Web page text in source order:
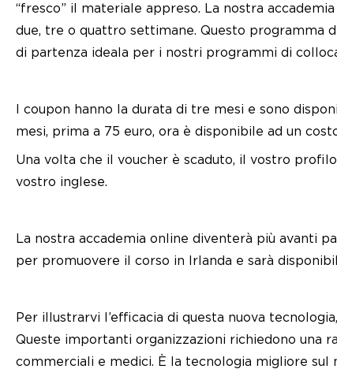
“fresco” il materiale appreso. La nostra
due, tre o quattro settimane. Questo programma
di partenza ideala per i nostri programmi di
I coupon hanno la durata di tre mesi e sono
mesi, prima a 75 euro, ora è disponibile ad un
Una volta che il voucher è scaduto, il vostro
vostro inglese.
La nostra accademia online diventerà più avanti
per promuovere il corso in Irlanda e sarà
Per illustrarvi l’efficacia di questa nuova
Queste importanti organizzazioni richiedono una
commerciali e medici. È la tecnologia migliore sul